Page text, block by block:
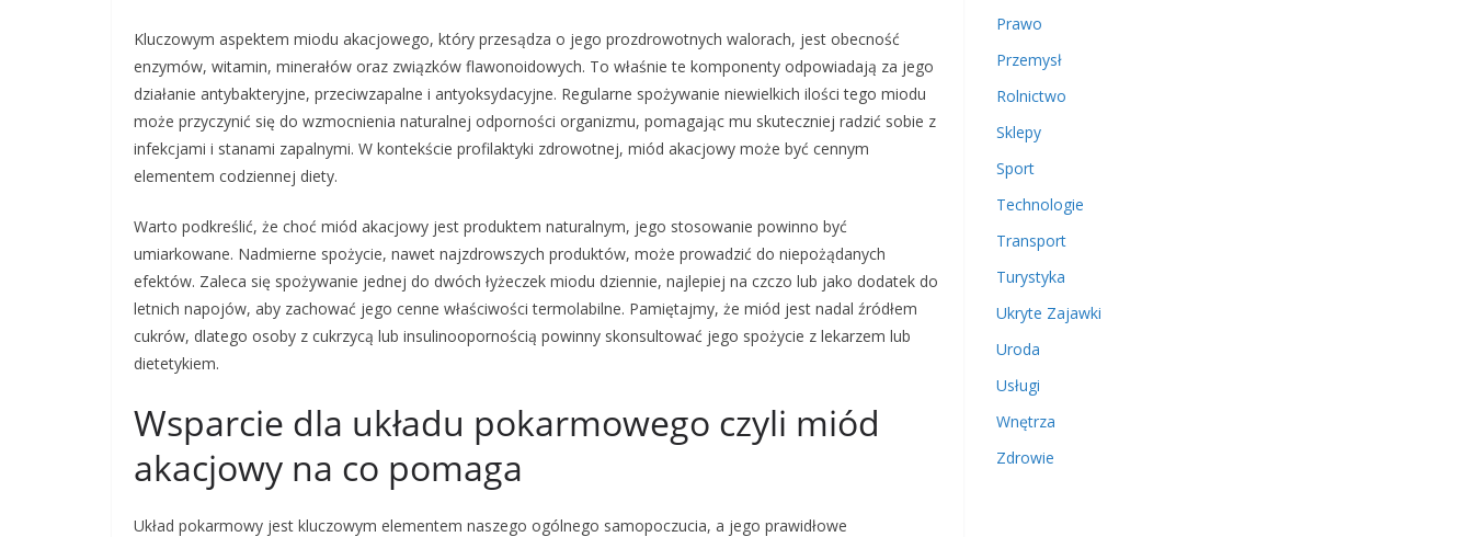
Kluczowym aspektem miodu akacjowego, który przesądza o jego prozdrowotnych walorach, jest obecność
enzymów, witamin, minerałów oraz związków flawonoidowych. To właśnie te komponenty odpowiadają za jego
działanie antybakteryjne, przeciwzapalne i antyoksydacyjne. Regularne spożywanie niewielkich ilości tego miodu
może przyczynić się do wzmocnienia naturalnej odporności organizmu, pomagając mu skuteczniej radzić sobie z
infekcjami i stanami zapalnymi. W kontekście profilaktyki zdrowotnej, miód akacjowy może być cennym
elementem codziennej diety.
Warto podkreślić, że choć miód akacjowy jest produktem naturalnym, jego stosowanie powinno być
umiarkowane. Nadmierne spożycie, nawet najzdrowszych produktów, może prowadzić do niepożądanych
efektów. Zaleca się spożywanie jednej do dwóch łyżeczek miodu dziennie, najlepiej na czczo lub jako dodatek do
letnich napojów, aby zachować jego cenne właściwości termolabilne. Pamiętajmy, że miód jest nadal źródłem
cukrów, dlatego osoby z cukrzycą lub insulinoopornością powinny skonsultować jego spożycie z lekarzem lub
dietetykiem.
Wsparcie dla układu pokarmowego czyli miód
akacjowy na co pomaga
Układ pokarmowy jest kluczowym elementem naszego ogólnego samopoczucia, a jego prawidłowe
Prawo
Przemysł
Rolnictwo
Sklepy
Sport
Technologie
Transport
Turystyka
Ukryte Zajawki
Uroda
Usługi
Wnętrza
Zdrowie